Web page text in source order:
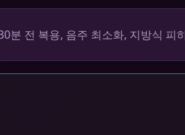
분 전 복용, 음주 최소화, 지방식 피